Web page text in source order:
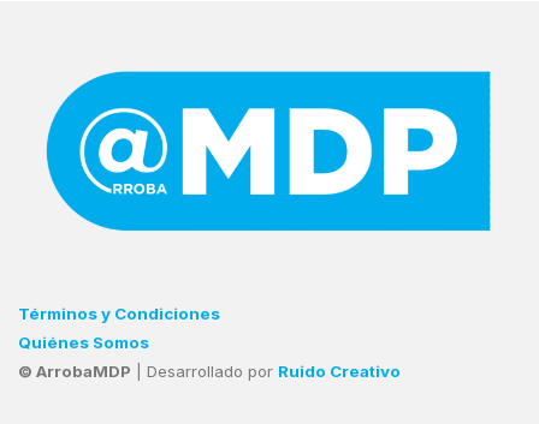
Términos y Condiciones
Quiénes Somos
© ArrobaMDP | Desarrollado por Ruido Creativo